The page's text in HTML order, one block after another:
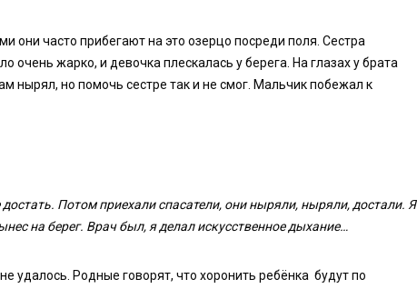
они часто прибегают на это озерцо посреди поля. Сестра
очень жарко, и девочка плескалась у берега. На глазах у брата
нырял, но помочь сестре так и не смог. Мальчик побежал к
Потом приехали спасатели, они ныряли, ныряли, достали. Я
на берег. Врач был, я делал искусственное дыхание…
удалось. Родные говорят, что хоронить ребёнка будут по